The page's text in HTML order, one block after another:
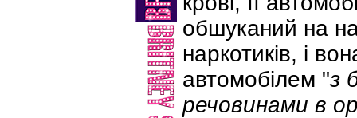
обшуканий на
наркотиків, і
автомобілем "з
речовинами в